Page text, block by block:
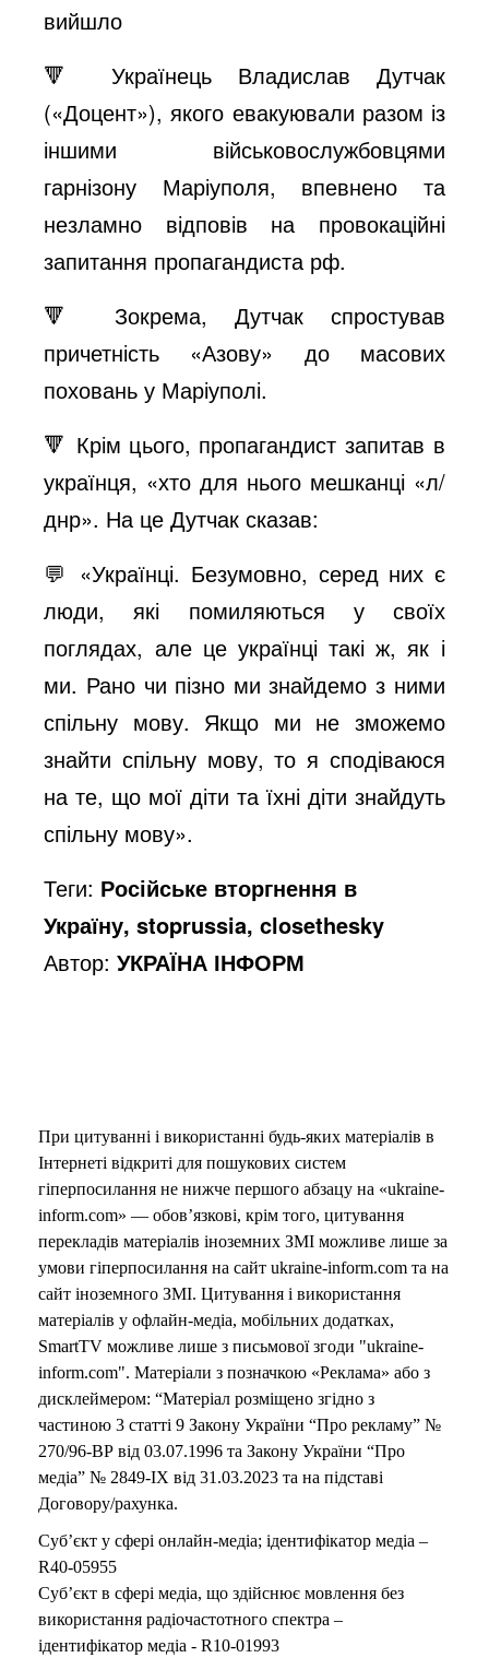
d
e
o
вийшло
🔻 Українець Владислав Дутчак
(«Доцент»), якого евакуювали разом із
іншими військовослужбовцями
гарнізону Маріуполя, впевнено та
незламно відповів на провокаційні
запитання пропагандиста рф.
🔻 Зокрема, Дутчак спростував
причетність «Азову» до масових
поховань у Маріуполі.
🔻 Крім цього, пропагандист запитав в
українця, «хто для нього мешканці «л/
днр». На це Дутчак сказав:
💬 «Українці. Безумовно, серед них є
люди, які помиляються у своїх
поглядах, але це українці такі ж, як і
ми. Рано чи пізно ми знайдемо з ними
спільну мову. Якщо ми не зможемо
знайти спільну мову, то я сподіваюся
на те, що мої діти та їхні діти знайдуть
спільну мову».
Теги: Російське вторгнення в
Україну, stoprussia, closethesky
Автор:УКРАЇНА ІНФОРМ
При цитуванні і використанні будь-яких матеріалів в
Інтернеті відкриті для пошукових систем
гіперпосилання не нижче першого абзацу на «ukraine-
inform.com» — обов’язкові, крім того, цитування
перекладів матеріалів іноземних ЗМІ можливе лише за
умови гіперпосилання на сайт ukraine-inform.com та на
сайт іноземного ЗМІ. Цитування і використання
матеріалів у офлайн-медіа, мобільних додатках,
SmartTV можливе лише з письмової згоди "ukraine-
inform.com". Матеріали з позначкою «Реклама» або з
дисклеймером: “Матеріал розміщено згідно з
частиною 3 статті 9 Закону України “Про рекламу” №
270/96-ВР від 03.07.1996 та Закону України “Про
медіа” № 2849-IX від 31.03.2023 та на підставі
Договору/рахунка.
Суб’єкт у сфері онлайн-медіа; ідентифікатор медіа –
R40-05955
Суб’єкт в сфері медіа, що здійснює мовлення без
використання радіочастотного спектра –
ідентифікатор медіа - R10-01993